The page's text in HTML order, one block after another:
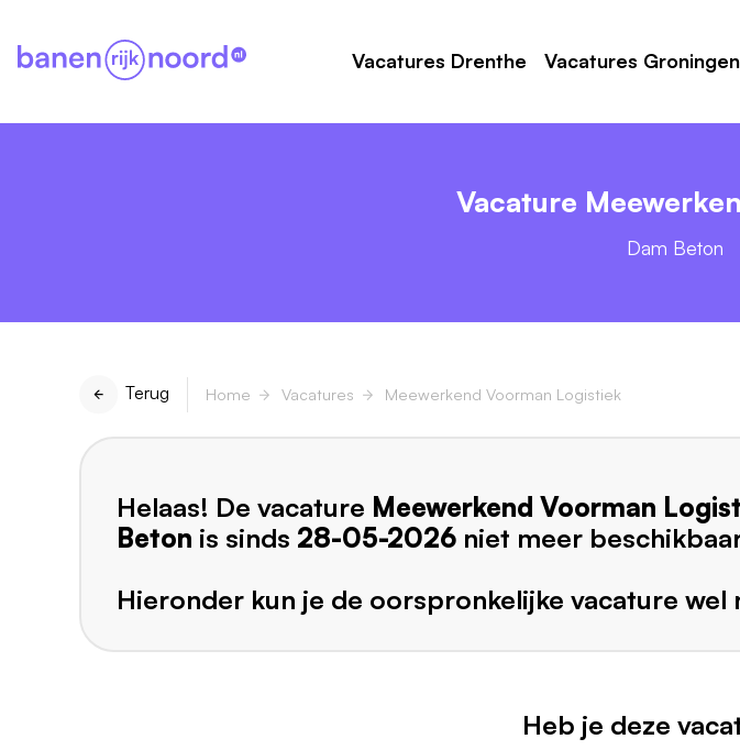
Vacatures Drenthe Vacatures Groningen
Vacature
Dam Beton
Terug Home Vacatures Meewerkend Voorman Logistiek
Helaas! De vacature Meewerkend Voorman
Beton is sinds 28-05-2026 niet meer
Hieronder kun je de oorspronkelijke vacature wel
Heb je deze